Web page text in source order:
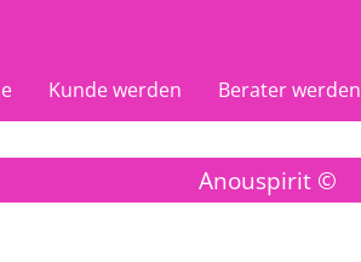
Kunde werden Berater werden
Anouspirit ©